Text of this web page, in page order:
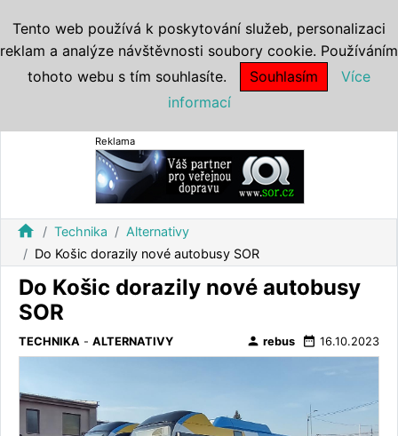
Reklama
home Technika
Alternativy
Do Košic dorazily nové autobusy SOR
Do Košic dorazily nové autobusy
SOR
TECHNIKA - ALTERNATIVY person rebus date_range 16.10.2023
Tento web používá k poskytování služeb, personalizaci
reklam a analýze návštěvnosti soubory cookie. Používáním
tohoto webu s tím souhlasíte.
Souhlasím
Více
informací